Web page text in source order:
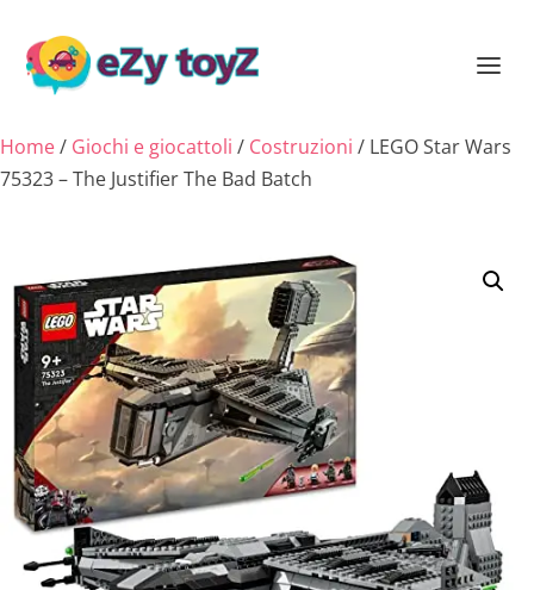
Home/ Giochi e giocattoli / Costruzioni / LEGO Star Wars
75323 – The Justifier The Bad Batch